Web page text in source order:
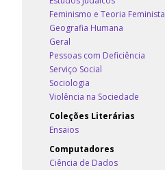
Feminismo e Teoria Feminista
Geografia Humana
Geral
Pessoas com Deficiência
Serviço Social
Sociologia
Violência na Sociedade
Coleções Literárias
Ensaios
Computadores
Ciência de Dados